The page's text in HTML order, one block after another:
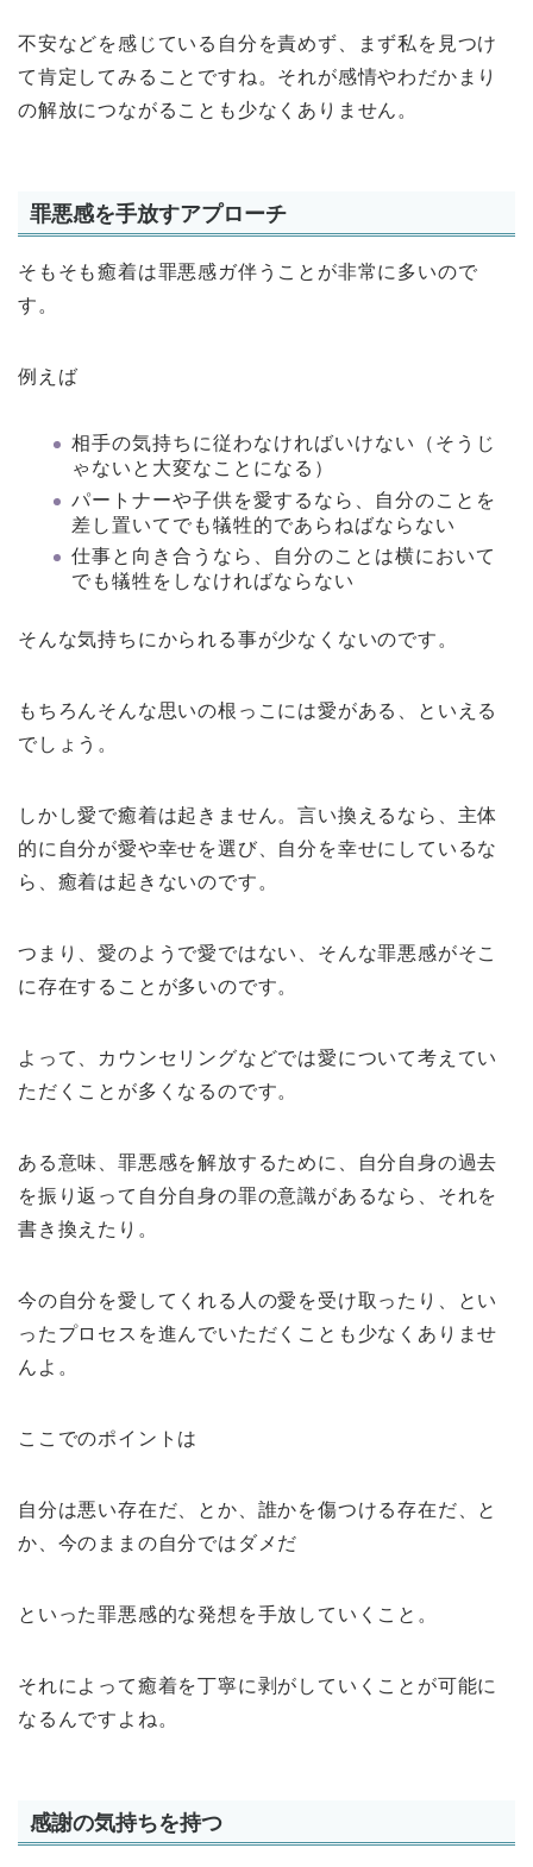
不安などを感じている自分を責めず、まず私を見つけ
て肯定してみることですね。それが感情やわだかまり
の解放につながることも少なくありません。
罪悪感を手放すアプローチ
そもそも癒着は罪悪感ガ伴うことが非常に多いので
す。
例えば
相手の気持ちに従わなければいけない（そうじ
ゃないと大変なことになる）
パートナーや子供を愛するなら、自分のことを
差し置いてでも犠牲的であらねばならない
仕事と向き合うなら、自分のことは横において
でも犠牲をしなければならない
そんな気持ちにかられる事が少なくないのです。
もちろんそんな思いの根っこには愛がある、といえる
でしょう。
しかし愛で癒着は起きません。言い換えるなら、主体
的に自分が愛や幸せを選び、自分を幸せにしているな
ら、癒着は起きないのです。
つまり、愛のようで愛ではない、そんな罪悪感がそこ
に存在することが多いのです。
よって、カウンセリングなどでは愛について考えてい
ただくことが多くなるのです。
ある意味、罪悪感を解放するために、自分自身の過去
を振り返って自分自身の罪の意識があるなら、それを
書き換えたり。
今の自分を愛してくれる人の愛を受け取ったり、とい
ったプロセスを進んでいただくことも少なくありませ
んよ。
ここでのポイントは
自分は悪い存在だ、とか、誰かを傷つける存在だ、と
か、今のままの自分ではダメだ
といった罪悪感的な発想を手放していくこと。
それによって癒着を丁寧に剥がしていくことが可能に
なるんですよね。
感謝の気持ちを持つ